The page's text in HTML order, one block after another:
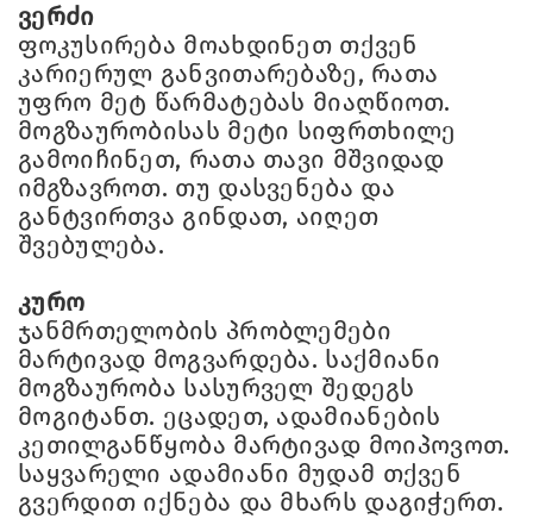
ვერძი
ფოკუსირება მოახდინეთ თქვენ
კარიერულ განვითარებაზე, რათა
უფრო მეტ წარმატებას მიაღწიოთ.
მოგზაურობისას მეტი სიფრთხილე
გამოიჩინეთ, რათა თავი მშვიდად
იმგზავროთ. თუ დასვენება და
განტვირთვა გინდათ, აიღეთ
შვებულება.
კურო
ჯანმრთელობის პრობლემები
მარტივად მოგვარდება. საქმიანი
მოგზაურობა სასურველ შედეგს
მოგიტანთ. ეცადეთ, ადამიანების
კეთილგანწყობა მარტივად მოიპოვოთ.
საყვარელი ადამიანი მუდამ თქვენ
გვერდით იქნება და მხარს დაგიჭერთ.